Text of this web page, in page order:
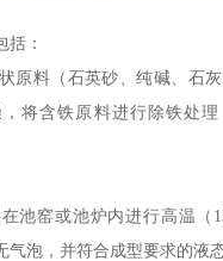
括：
原料（石英砂、纯碱、石
将含铁原料进行除铁处
池窑或池炉内进行高温（
泡，并符合成型要求的液态